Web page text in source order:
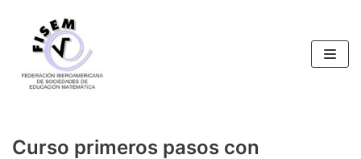
Saltar
contenido
Curso primeros pasos con